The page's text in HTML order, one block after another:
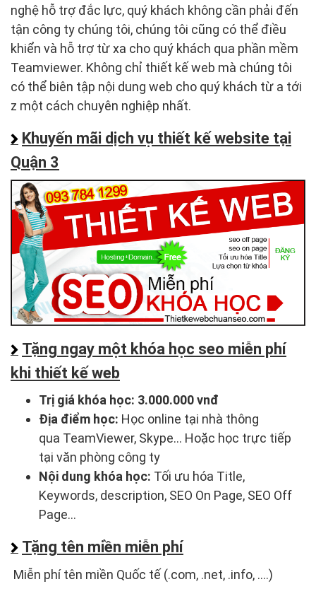
nghệ hỗ trợ đắc lực, quý khách không cần phải đến
tận công ty chúng tôi, chúng tôi cũng có thể điều
khiển và hỗ trợ từ xa cho quý khách qua phần mềm
Teamviewer. Không chỉ thiết kế web mà chúng tôi
có thể biên tập nội dung web cho quý khách từ a tới
z một cách chuyên nghiệp nhất.
Khuyến mãi dịch vụ thiết kế website tại
Quận 3
Tặng ngay một khóa học seo miễn phí
khi thiết kế web
Trị giá khóa học: 3.000.000 vnđ
Địa điểm học: Học online tại nhà thông
qua TeamViewer, Skype... Hoặc học trực tiếp
tại văn phòng công ty
Nội dung khóa học: Tối ưu hóa Title,
Keywords, description, SEO On Page, SEO Off
Page...
Tặng tên miền miễn phí
Miễn phí tên miền Quốc tế (.com, .net, .info, ....)